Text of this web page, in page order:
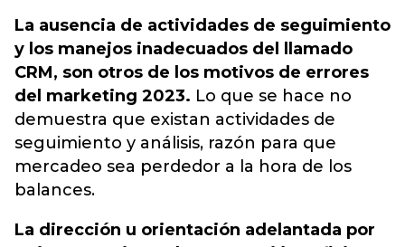
La ausencia de actividades de seguimiento
y los manejos inadecuados del llamado
CRM, son otros de los motivos de errores
del marketing 2023. Lo que se hace no
demuestra que existan actividades de
seguimiento y análisis, razón para que
mercadeo sea perdedor a la hora de los
balances.
La dirección u orientación adelantada por